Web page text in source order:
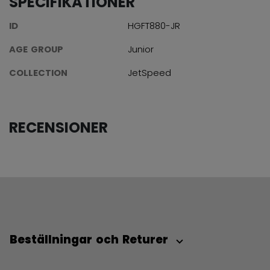
ID
HGFT880-JR
AGE GROUP
Junior
COLLECTION
JetSpeed
RECENSIONER
Beställningar och Returer